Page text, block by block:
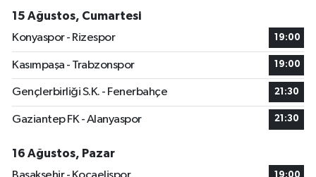
15 Ağustos, Cumartesi
Konyaspor - Rizespor
19:00
Kasımpaşa - Trabzonspor 19:00
Gençlerbirliği S.K. - Fenerbahçe 21:30
Gaziantep FK - Alanyaspor 21:30
16 Ağustos, Pazar